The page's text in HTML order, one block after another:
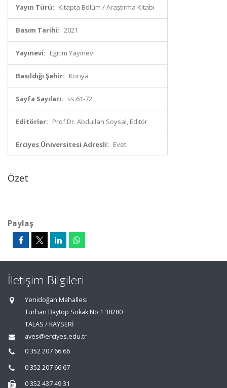
Yayın Türü: Kitapta Bölüm / Araştırma Kitabı
Basım Tarihi: 2021
Yayınevi: Eğitim Yayınevi
Basıldığı Şehir: Konya
Sayfa Sayıları: ss.61-72
Editörler: Prof.Dr. Abdullah Soysal, Editör
Erciyes Üniversitesi Adresli: Evet
Özet
Paylaş
İletişim Bilgileri
Yenidoğan Mahallesi
Turhan Baytop Sokak No:1 38280
TALAS / KAYSERİ
aves@erciyes.edu.tr
0 352 207 66 66
0 352 207 66 67
0 352 437 49 31